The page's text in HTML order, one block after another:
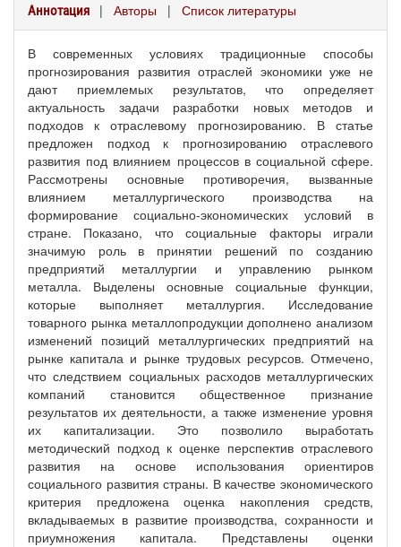
Аннотация | Авторы | Список литературы
В современных условиях традиционные способы
прогнозирования развития отраслей экономики уже не
дают приемлемых результатов, что определяет
актуальность задачи разработки новых методов и
подходов к отраслевому прогнозированию. В статье
предложен подход к прогнозированию отраслевого
развития под влиянием процессов в социальной сфере.
Рассмотрены основные противоречия, вызванные
влиянием металлургического производства на
формирование социально-экономических условий в
стране. Показано, что социальные факторы играли
значимую роль в принятии решений по созданию
предприятий металлургии и управлению рынком
металла. Выделены основные социальные функции,
которые выполняет металлургия. Исследование
товарного рынка металлопродукции дополнено анализом
изменений позиций металлургических предприятий на
рынке капитала и рынке трудовых ресурсов. Отмечено,
что следствием социальных расходов металлургических
компаний становится общественное признание
результатов их деятельности, а также изменение уровня
их капитализации. Это позволило выработать
методический подход к оценке перспектив отраслевого
развития на основе использования ориентиров
социального развития страны. В качестве экономического
критерия предложена оценка накопления средств,
вкладываемых в развитие производства, сохранности и
приумножения капитала. Представлены оценки